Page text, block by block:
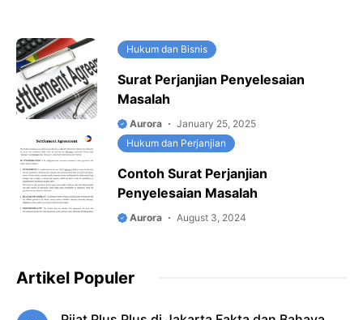
Hukum dan Bisnis
Surat Perjanjian Penyelesaian
Masalah
Aurora
January 25, 2025
Hukum dan Perjanjian
Contoh Surat Perjanjian
Penyelesaian Masalah
Aurora August 3, 2024
Artikel Populer